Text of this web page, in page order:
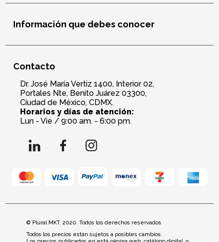
Información que debes conocer
Contacto
Dr. José María Vertiz 1400, Interior 02,
Portales Nte, Benito Juárez 03300,
Ciudad de México, CDMX.
Horarios y días de atención:
Lun - Vie / 9:00 am. - 6:00 pm.
© Plural MKT. 2020. Todos los derechos reservados
Todos los precios están sujetos a posibles cambios.